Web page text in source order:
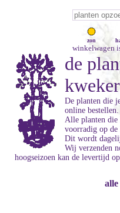
zon
winkelwagen
de
De planten die
online bestellen.
Alle planten die
voorradig op
Dit wordt
Wij verzenden
hoogseizoen kan de levertijd